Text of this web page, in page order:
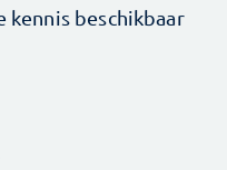
kennis beschikbaar